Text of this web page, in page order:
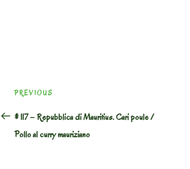
Previous
PREVIOUS
# 117 – Repubblica di Mauritius. Cari poule /
Pollo al curry mauriziano